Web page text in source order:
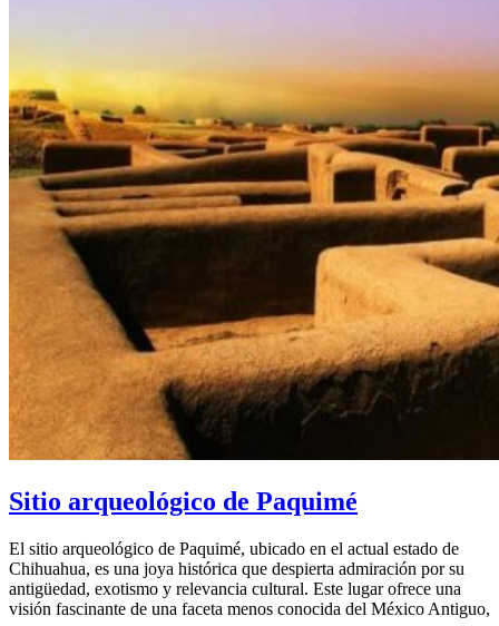
Sitio arqueológico de Paquimé
El sitio arqueológico de Paquimé, ubicado en el actual estado de
Chihuahua, es una joya histórica que despierta admiración por su
antigüedad, exotismo y relevancia cultural. Este lugar ofrece una
visión fascinante de una faceta menos conocida del México Antiguo,